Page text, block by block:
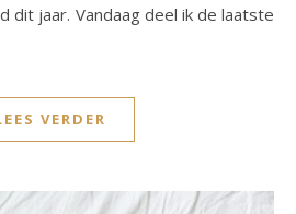
dit jaar. Vandaag deel ik de laatste
VERDER